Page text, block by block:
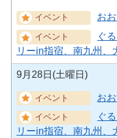
お
ぐ
リーin指宿、南九州、
9月28日(土曜日)
お
ぐ
リーin指宿、南九州、